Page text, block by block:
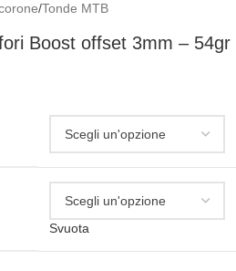
/Tonde MTB
Boost offset 3mm – 54gr
Svuota